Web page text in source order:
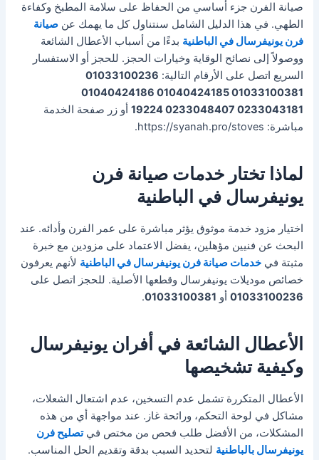
صيانة الفرن جزء أساسي من الحفاظ على سلامة المطبخ وكفاءة
الطهي. في هذا الدليل الشامل سنتناول كل ما يهمك عنصيانة
فرن يونيفرسال في الباطنية بدءًا من أسباب الأعطال الشائعة
ووصولاً إلى نصائح الوقاية وخيارات الحجز. للحجز أو الاستفسار
السريع اتصل على الأرقام التالية: 01033100236
01033100381 01040424185 01040424186
0233043181 0233048407 19224
أو زر صفحة الخدمة
مباشرة: https://syanah.pro/stoves.
لماذا تختار خدمات صيانة فرن
يونيفرسال في الباطنية
اختيار مزود خدمة موثوق يؤثر مباشرة على عمر الفرن وأدائه. عند
البحث عن فنيين مؤهلين، يفضل الاعتماد على مزودين مع خبرة
مثبتة فيخدمات صيانة فرن يونيفرسال في الباطنية لأنهم يعرفون
خصائص موديلات يونيفرسال وقطعها الأصلية. للحجز اتصل على
01033100236 أو 01033100381
.
الأعطال الشائعة في أفران يونيفرسال
وكيفية تشخيصها
الأعطال المتكررة تشمل عدم التسخين، عدم اشتعال الشعلات،
مشاكل في لوحة التحكم، ورائحة غاز. عند مواجهة أي من هذه
المشكلات، من الأفضل طلب فحص من مختص فيتصليح فرن
يونيفرسال بالباطنية لتحديد السبب بدقة وتقديم الحل المناسب.